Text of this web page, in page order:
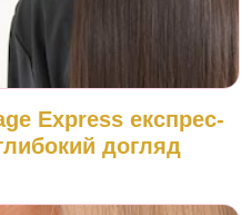
Express експрес-
догляд